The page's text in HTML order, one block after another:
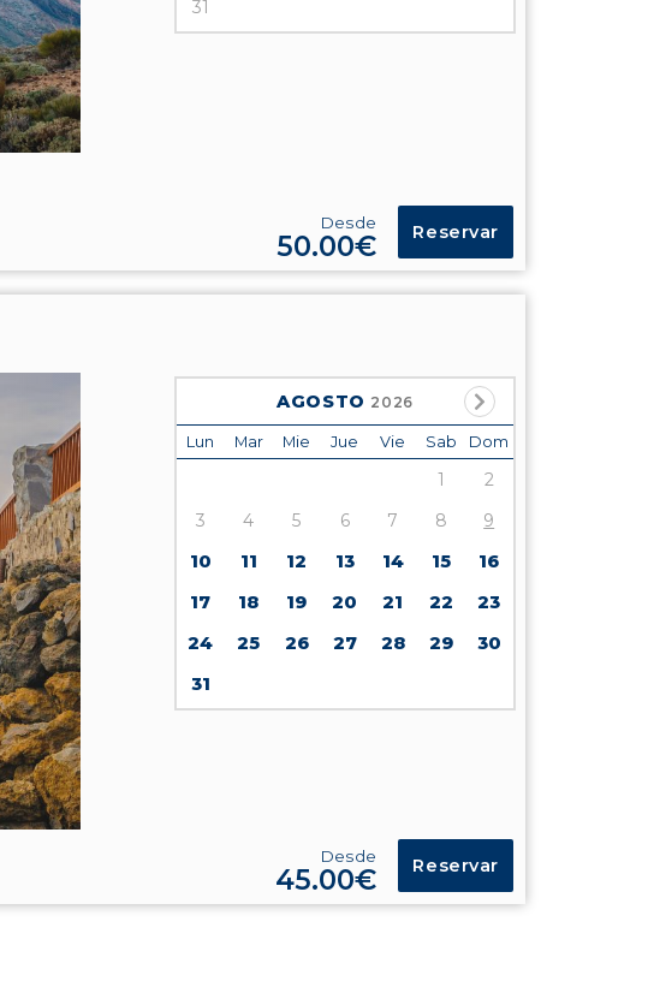
31
Desde
50.00€ Reservar
AGOSTO 2026
Lun Mar Mie Jue Vie Sab Dom
1
2
3
4 5 6 7 8
9
10
11 12 13 14 15
16
17
18 19 20 21 22
23
24
25 26 27 28 29
30
31
Desde
45.00€ Reservar